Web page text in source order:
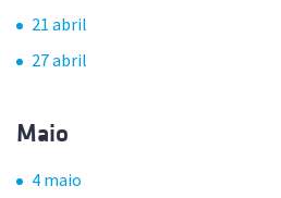
21 abril
27 abril
Maio
4 maio